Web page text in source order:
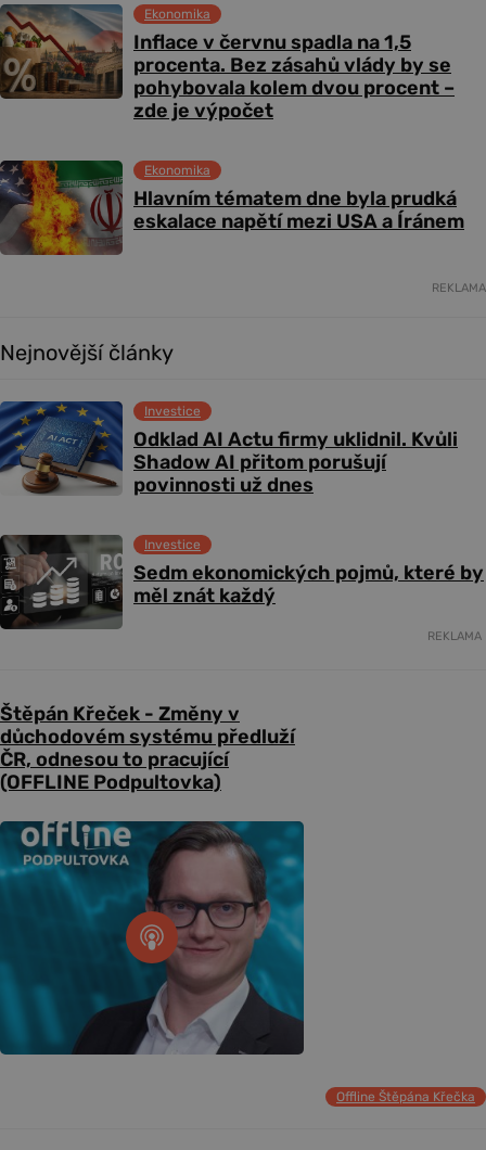
Inflace v červnu spadla na 1,5
procenta. Bez zásahů vlády by se
pohybovala kolem dvou procent –
zde je výpočet
Ekonomika
Hlavním tématem dne byla prudká
eskalace napětí mezi USA a Íránem
Ekonomika
REKLAMA
Nejnovější články
Odklad AI Actu firmy uklidnil. Kvůli
Shadow AI přitom porušují
povinnosti už dnes
Investice
Sedm ekonomických pojmů, které by
měl znát každý
Investice
REKLAMA
Štěpán Křeček - Změny v
důchodovém systému předluží
ČR, odnesou to pracující
(OFFLINE Podpultovka)
Offline Štěpána Křečka